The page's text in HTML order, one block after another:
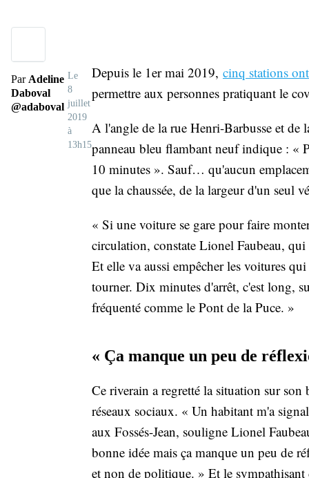
Par Adeline
Daboval
@adaboval
Le
8
juillet
2019
à
13h15
Depuis le 1er mai 2019, cinq stations
permettre aux personnes pratiquant le
A l'angle de la rue Henri-Barbusse et de
panneau bleu flambant neuf indique : «
10 minutes ». Sauf… qu'aucun
que la chaussée, de la largeur d'un seul
« Si une voiture se gare pour faire
circulation, constate Lionel Faubeau,
Et elle va aussi empêcher les voitures
tourner. Dix minutes d'arrêt, c'est long,
fréquenté comme le Pont de la Puce. »
« Ça manque un peu de
Ce riverain a regretté la situation sur son
réseaux sociaux. « Un habitant m'a
aux Fossés-Jean, souligne Lionel
bonne idée mais ça manque un peu de
et non de politique. » Et le